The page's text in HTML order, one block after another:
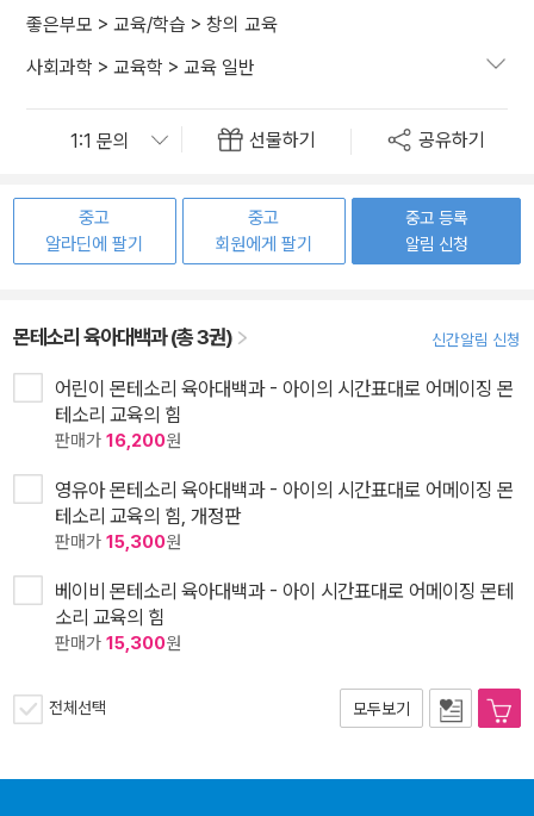
좋은부모 > 교육/학습 > 창의 교육
사회과학 > 교육학 > 교육 일반
선물하기 공유하기
중고
알라딘에 팔기
중고
회원에게 팔기
중고 등록
알림 신청
몬테소리 육아대백과 (총 3권) 신간알림 신청
어린이 몬테소리 육아대백과 - 아이의 시간표대로 어메이징 몬
테소리 교육의 힘
판매가 16,200원
영유아 몬테소리 육아대백과 - 아이의 시간표대로 어메이징 몬
테소리 교육의 힘, 개정판
판매가 15,300원
베이비 몬테소리 육아대백과 - 아이 시간표대로 어메이징 몬테
소리 교육의 힘
판매가 15,300원
전체선택 모두보기